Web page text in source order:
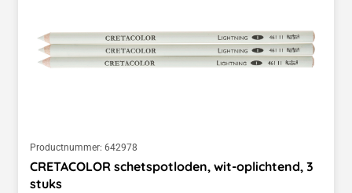
Productnummer: 642978
CRETACOLOR schetspotloden, wit-oplichtend, 3
stuks